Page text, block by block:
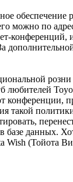
обеспечение
можно по
конференций,
любителей
конференции,
такой
базе данных.
Wish (Тойота